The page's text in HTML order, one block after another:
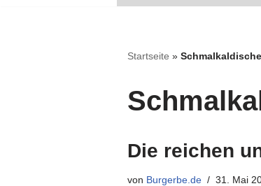
Startseite »
Die reichen
von Burgerbe.de 31. Mai